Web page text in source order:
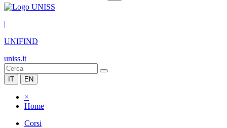
|
UNIFIND
uniss.it
IT EN
×
Home
Corsi